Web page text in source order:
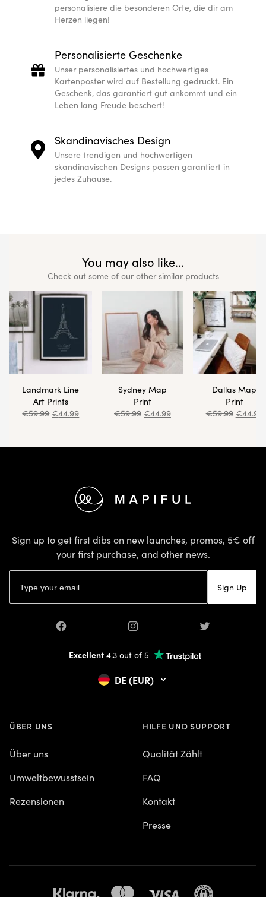
personalisiere die besonderen Orte, die dir am
Herzen liegen!
Personalisierte Geschenke
Unser personalisiertes und hochwertiges
Kartenposter wird auf Bestellung gedruckt. Ein
Geschenk, das garantiert gut ankommt und ein
Leben lang Freude beschert!
Skandinavisches Design
Unsere trendigen und hochwertigen
skandinavischen Designs passen garantiert in
jedes Zuhause.
You may also like...
Check out some of our other similar products
Landmark Line
Art Prints
€59.99 €44.99
Sydney Map
Print
€59.99 €44.99
Dallas Map
Print
€59.99 €44.99
Sign up to get first dibs on new launches, promos, 5€ off
your first purchase, and other news.
Sign Up
Facebook Instagram Twitter
Excellent4.3 out of 5
DE (EUR)
ÜBER UNS
Über uns
Umweltbewusstsein
Rezensionen
HILFE UND SUPPORT
Qualität Zählt
FAQ
Kontakt
Presse